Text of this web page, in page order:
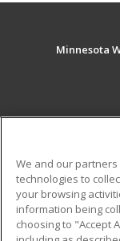
Minnesota
Military
Financial
We and our
technologies to
your browsing
information being
choosing to "Accept